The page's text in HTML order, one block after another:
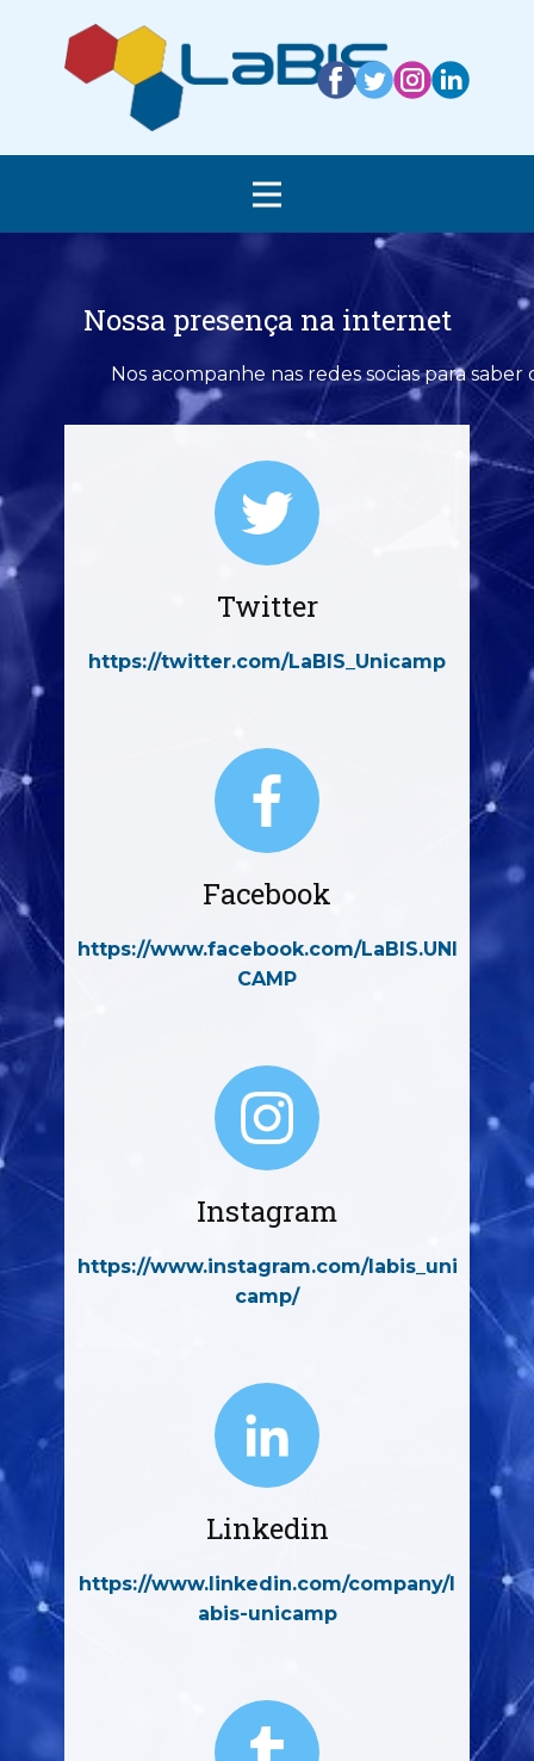
Nossa presença na internet
Nos acompanhe nas redes socias para
Twitter
https://twitter.com/LaBIS_Unicamp
Facebook
https://www.facebook.com/LaBIS.UNI
CAMP
Instagram
https://www.instagram.com/labis_uni
camp/
Linkedin
https://www.linkedin.com/company/l
abis-unicamp